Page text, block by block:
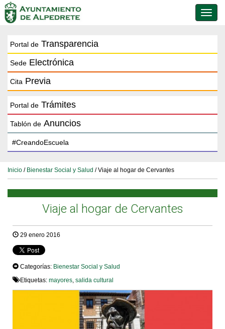
de
Portal de Transparencia
Sede Electrónica
Cita Previa
Portal de Trámites
Tablón de Anuncios
Inicio / Bienestar Social y Salud / Viaje al hogar de Cervantes
Viaje al hogar de Cervantes
29 enero 2016
Categorías: Bienestar Social y Salud
Etiquetas: mayores salida cultural